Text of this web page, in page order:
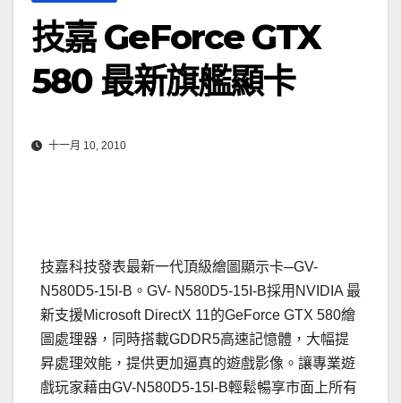
技嘉 GeForce GTX
580 最新旗艦顯卡
十一月 10, 2010
技嘉科技發表最新一代頂級繪圖顯示卡─GV-
N580D5-15I-B。GV- N580D5-15I-B採用NVIDIA 最
新支援Microsoft DirectX 11的GeForce GTX 580繪
圖處理器，同時搭載GDDR5高速記憶體，大幅提
昇處理效能，提供更加逼真的遊戲影像。讓專業遊
戲玩家藉由GV-N580D5-15I-B輕鬆暢享市面上所有